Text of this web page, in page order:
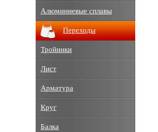
Алюминиевые сплавы
Переходы
Тройники
Лист
Арматура
Круг
Балка